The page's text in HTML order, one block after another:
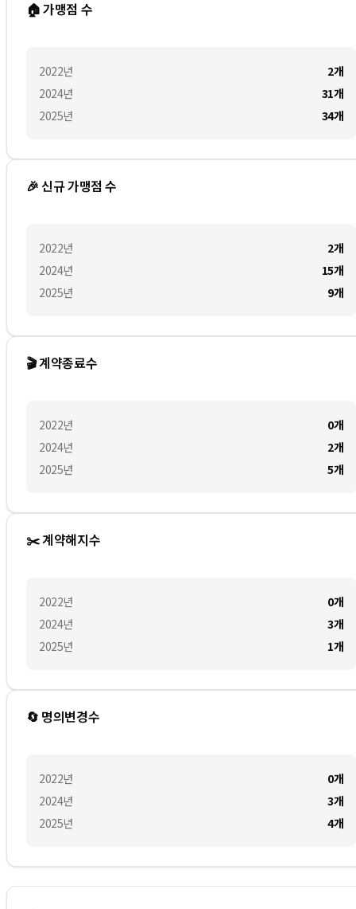
🏠 가맹점 수
2022년
2024년
2025년
2개
31개
34개
🎉 신규 가맹점 수
2022년
2024년
2025년
2개
15개
9개
🎬 계약종료수
2022년
2024년
2025년
0개
2개
5개
✂️ 계약해지수
2022년
2024년
2025년
0개
3개
1개
🔄 명의변경수
2022년
2024년
2025년
0개
3개
4개